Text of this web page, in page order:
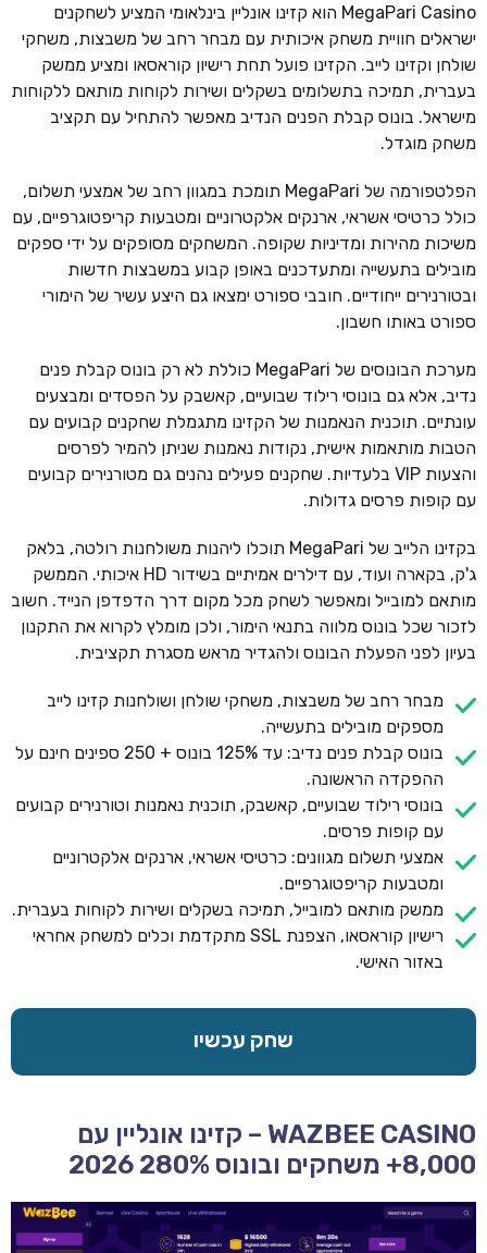
MegaPari Casino הוא קזינו אונליין בינלאומי המציע לשחקנים
ישראלים חוויית משחק איכותית עם מבחר רחב של משבצות, משחקי
שולחן וקזינו לייב. הקזינו פועל תחת רישיון קוראסאו ומציע ממשק
בעברית, תמיכה בתשלומים בשקלים ושירות לקוחות מותאם ללקוחות
מישראל. בונוס קבלת הפנים הנדיב מאפשר להתחיל עם תקציב
משחק מוגדל.
הפלטפורמה של MegaPari תומכת במגוון רחב של אמצעי תשלום,
כולל כרטיסי אשראי, ארנקים אלקטרוניים ומטבעות קריפטוגרפיים, עם
משיכות מהירות ומדיניות שקופה. המשחקים מסופקים על ידי ספקים
מובילים בתעשייה ומתעדכנים באופן קבוע במשבצות חדשות
ובטורנירים ייחודיים. חובבי ספורט ימצאו גם היצע עשיר של הימורי
ספורט באותו חשבון.
מערכת הבונוסים של MegaPari כוללת לא רק בונוס קבלת פנים
נדיב, אלא גם בונוסי רילוד שבועיים, קאשבק על הפסדים ומבצעים
עונתיים. תוכנית הנאמנות של הקזינו מתגמלת שחקנים קבועים עם
הטבות מותאמות אישית, נקודות נאמנות שניתן להמיר לפרסים
והצעות VIP בלעדיות. שחקנים פעילים נהנים גם מטורנירים קבועים
עם קופות פרסים גדולות.
בקזינו הלייב של MegaPari תוכלו ליהנות משולחנות רולטה, בלאק
ג'ק, בקארה ועוד, עם דילרים אמיתיים בשידור HD איכותי. הממשק
מותאם למובייל ומאפשר לשחק מכל מקום דרך הדפדפן הנייד. חשוב
לזכור שכל בונוס מלווה בתנאי הימור, ולכן מומלץ לקרוא את התקנון
בעיון לפני הפעלת הבונוס ולהגדיר מראש מסגרת תקציבית.
מבחר רחב של משבצות, משחקי שולחן ושולחנות קזינו לייב
מספקים מובילים בתעשייה.
בונוס קבלת פנים נדיב: עד 125% בונוס + 250 ספינים חינם על
ההפקדה הראשונה.
בונוסי רילוד שבועיים, קאשבק, תוכנית נאמנות וטורנירים קבועים
עם קופות פרסים.
אמצעי תשלום מגוונים: כרטיסי אשראי, ארנקים אלקטרוניים
ומטבעות קריפטוגרפיים.
ממשק מותאם למובייל, תמיכה בשקלים ושירות לקוחות בעברית.
רישיון קוראסאו, הצפנת SSL מתקדמת וכלים למשחק אחראי
באזור האישי.
שחק עכשיו
WAZBEE CASINO – קזינו אונליין עם
8,000+ משחקים ובונוס 280% 2026